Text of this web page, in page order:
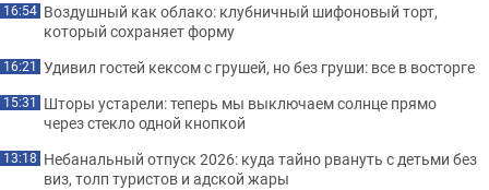
16:54 Воздушный как облако: клубничный шифоновый торт,
который сохраняет форму
16:21 Удивил гостей кексом с грушей, но без груши: все в восторге
15:31 Шторы устарели: теперь мы выключаем солнце прямо
через стекло одной кнопкой
13:18 Небанальный отпуск 2026: куда тайно рвануть с детьми без
виз, толп туристов и адской жары